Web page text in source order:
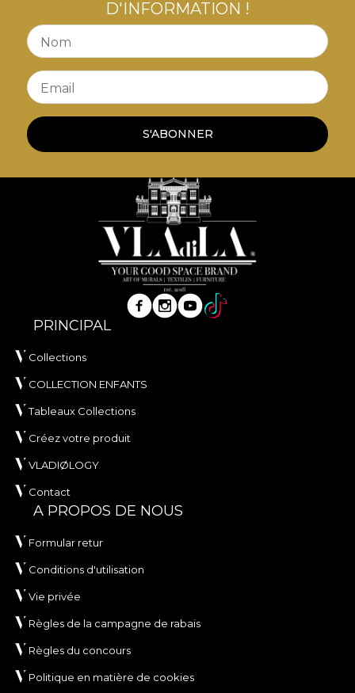
D'INFORMATION !
Nom
Email
S'ABONNER
PRINCIPAL
Collections
COLLECTION ENFANTS
Tableaux Collections
Créez votre produit
VLADIØLOGY
Contact
A PROPOS DE NOUS
Formular retur
Conditions d'utilisation
Vie privée
Règles de la campagne de rabais
Règles du concours
Politique en matière de cookies